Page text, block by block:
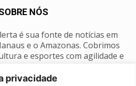
privacidade
NÓS
é sua fonte de notícias em
e o Amazonas. Cobrimos
e esportes com agilidade e